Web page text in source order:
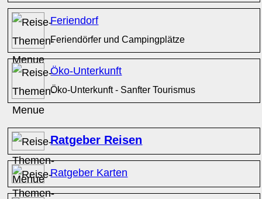
Feriendorf
Feriendörfer und Campingplätze
Öko-Unterkunft
Öko-Unterkunft - Sanfter Tourismus
Ratgeber Reisen
Ratgeber Karten